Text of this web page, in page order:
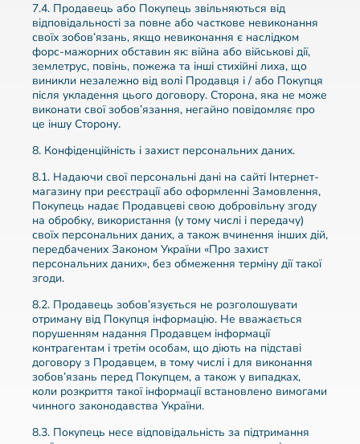
7.4. Продавець або Покупець звільняються від
відповідальності за повне або часткове невиконання
своїх зобов’язань, якщо невиконання є наслідком
форс-мажорних обставин як: війна або військові дії,
землетрус, повінь, пожежа та інші стихійні лиха, що
виникли незалежно від волі Продавця і / або Покупця
після укладення цього договору. Сторона, яка не може
виконати свої зобов’язання, негайно повідомляє про
це іншу Сторону.
8. Конфіденційність і захист персональних даних.
8.1. Надаючи свої персональні дані на сайті Інтернет-
магазину при реєстрації або оформленні Замовлення,
Покупець надає Продавцеві свою добровільну згоду
на обробку, використання (у тому числі і передачу)
своїх персональних даних, а також вчинення інших дій,
передбачених Законом України «Про захист
персональних даних», без обмеження терміну дії такої
згоди.
8.2. Продавець зобов’язується не розголошувати
отриману від Покупця інформацію. Не вважається
порушенням надання Продавцем інформації
контрагентам і третім особам, що діють на підставі
договору з Продавцем, в тому числі і для виконання
зобов’язань перед Покупцем, а також у випадках,
коли розкриття такої інформації встановлено вимогами
чинного законодавства України.
8.3. Покупець несе відповідальність за підтримання